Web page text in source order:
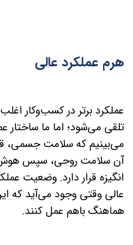
هرم عملکرد عالی
عملکرد برتر در کسب‌وکار
تلقی می‌شود؛ اما ما ساختار
می‌بینیم که سلامت جسمی،
آن سلامت روحی، سپس هوش
انگیزه قرار دارد. وضعیت
عالی وقتی وجود می‌آید که
هماهنگ باهم عمل کنند.